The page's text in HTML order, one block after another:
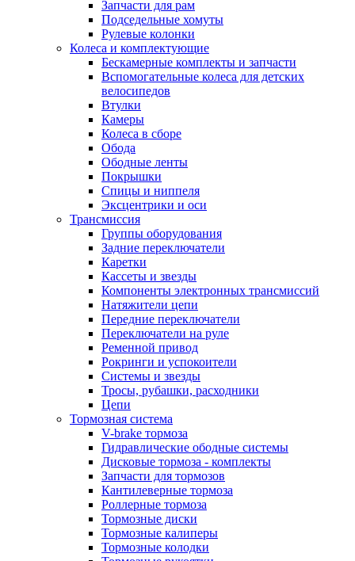
Запчасти для рам
Подседельные хомуты
Рулевые колонки
Колеса и комплектующие
Бескамерные комплекты и запчасти
Вспомогательные колеса для детских
велосипедов
Втулки
Камеры
Колеса в сборе
Обода
Ободные ленты
Покрышки
Спицы и ниппеля
Эксцентрики и оси
Трансмиссия
Группы оборудования
Задние переключатели
Каретки
Кассеты и звезды
Компоненты электронных трансмиссий
Натяжители цепи
Передние переключатели
Переключатели на руле
Ременной привод
Рокринги и успокоители
Системы и звезды
Тросы, рубашки, расходники
Цепи
Тормозная система
V-brake тормоза
Гидравлические ободные системы
Дисковые тормоза - комплекты
Запчасти для тормозов
Кантилеверные тормоза
Роллерные тормоза
Тормозные диски
Тормозные калиперы
Тормозные колодки